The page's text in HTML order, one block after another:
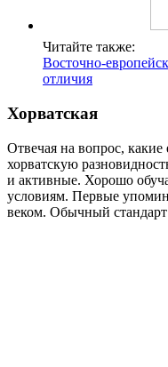
Читайте также:
Восточно-
отличия
Хорватская
Отвечая на вопрос, какие
хорватскую
и активные. Хорошо
условиям. Первые
веком. Обычный